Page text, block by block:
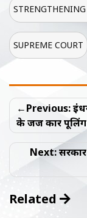
SUPREME COURT
Post
navigation
Previous:
के जज कार
Next:
Related